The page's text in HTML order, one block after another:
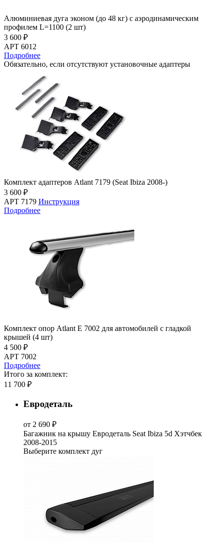
Алюминиевая дуга эконом (до 48 кг) с аэродинамическим
профилем L=1100 (2 шт)
3 600 ₽
АРТ 6012
Подробнее
Обязательно, если отсутствуют установочные адаптеры
Комплект адаптеров Atlant 7179 (Seat Ibiza 2008-)
3 600 ₽
АРТ 7179 Инструкция
Подробнее
Комплект опор Atlant E 7002 для автомобилей c гладкой
крышей (4 шт)
4 500 ₽
АРТ 7002
Подробнее
Итого за комплект:
11 700 ₽
Евродеталь
от 2 690 ₽
Багажник на крышу Евродеталь Seat Ibiza 5d Хэтчбек
2008-2015
Выберите комплект дуг